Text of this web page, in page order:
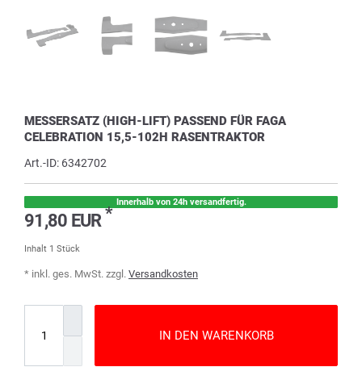
MESSERSATZ (HIGH-LIFT) PASSEND FÜR FAGA
CELEBRATION 15,5-102H RASENTRAKTOR
Art.-ID: 6342702
Innerhalb von 24h versandfertig.
91,80 EUR*
Inhalt 1 Stück
* inkl. ges. MwSt. zzgl. Versandkosten
IN DEN WARENKORB